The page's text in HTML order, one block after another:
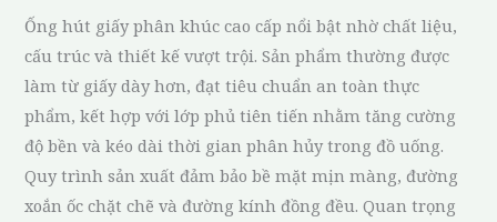
Ống hút giấy phân khúc cao cấp nổi bật nhờ chất liệu,
cấu trúc và thiết kế vượt trội. Sản phẩm thường được
làm từ giấy dày hơn, đạt tiêu chuẩn an toàn thực
phẩm, kết hợp với lớp phủ tiên tiến nhằm tăng cường
độ bền và kéo dài thời gian phân hủy trong đồ uống.
Quy trình sản xuất đảm bảo bề mặt mịn màng, đường
xoắn ốc chặt chẽ và đường kính đồng đều. Quan trọng